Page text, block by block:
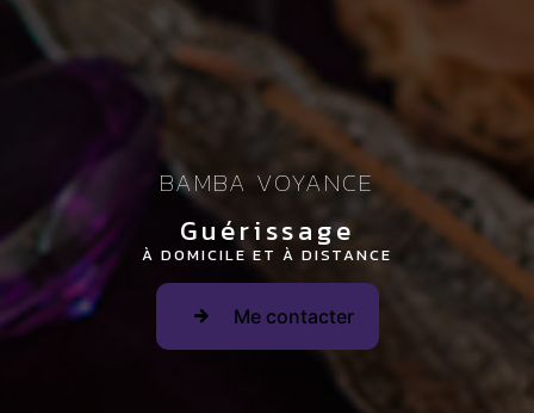
BAMBA VOYANCE
Guérissage
À DOMICILE ET À DISTANCE
Me contacter